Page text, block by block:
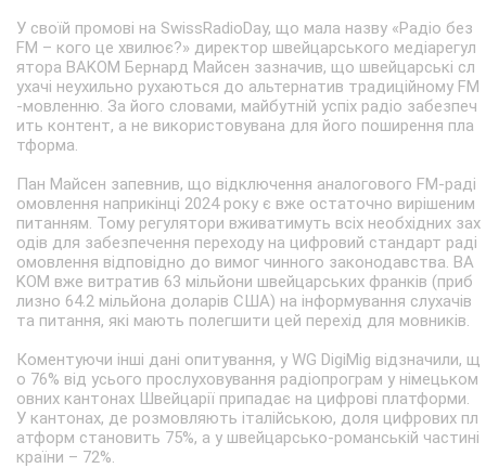
У своїй промові на SwissRadioDay, що мала назву «Радіо без
FM – кого це хвилює?» директор швейцарського медіарегул
ятора BAKOM Бернард Майсен зазначив, що швейцарські сл
ухачі неухильно рухаються до альтернатив традиційному FM
-мовленню. За його словами, майбутній успіх радіо забезпеч
ить контент, а не використовувана для його поширення пла
тформа.
Пан Майсен запевнив, що відключення аналогового FM-раді
омовлення наприкінці 2024 року є вже остаточно вирішеним
питанням. Тому регулятори вживатимуть всіх необхідних зах
одів для забезпечення переходу на цифровий стандарт раді
омовлення відповідно до вимог чинного законодавства. BA
KOM вже витратив 63 мільйони швейцарських франків (приб
лизно 64.2 мільйона доларів США) на інформування слухачів
та питання, які мають полегшити цей перехід для мовників.
Коментуючи інші дані опитування, у WG DigiMig відзначили, щ
о 76% від усього прослуховування радіопрограм у німецьком
овних кантонах Швейцарії припадає на цифрові платформи.
У кантонах, де розмовляють італійською, доля цифрових пл
атформ становить 75%, а у швейцарсько-романській частині
країни – 72%.